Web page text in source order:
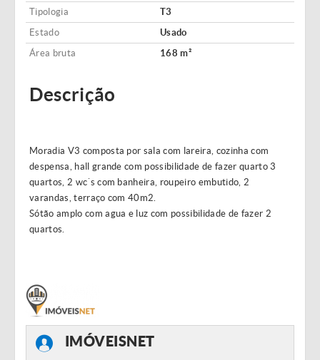
Tipologia
T3
Estado
Usado
Área bruta
168 m²
Descrição
Moradia V3 composta por sala com lareira, cozinha com
despensa, hall grande com possibilidade de fazer quarto 3
quartos, 2 wc´s com banheira, roupeiro embutido, 2
varandas, terraço com 40m2.
Sótão amplo com agua e luz com possibilidade de fazer 2
quartos.
IMÓVEISNET